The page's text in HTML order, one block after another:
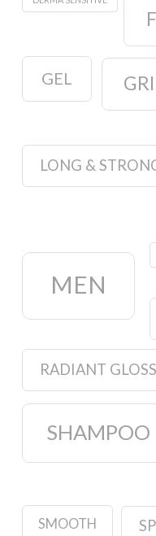
GEL
LONG &
MEN
RADIANT GLOSS
SHAMPOO
SMOOTH